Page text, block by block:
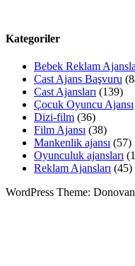
Kategoriler
Bebek Reklam
Cast Ajans Başvuru
Cast Ajansları (139)
Çocuk Oyuncu Ajansı
Dizi-film (36)
Film Ajansı (38)
Mankenlik ajansı (57)
Oyunculuk ajansları
Reklam Ajansları (45)
WordPress Theme: